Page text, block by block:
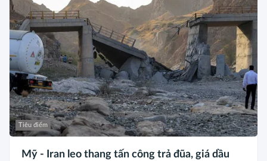
Tiêu điểm
Mỹ - Iran leo thang tấn công trả đũa, giá dầu